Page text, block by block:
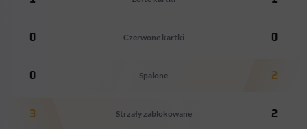
0 Czerwone kartki 0
0 Spalone 2
3 Strzały zablokowane 2